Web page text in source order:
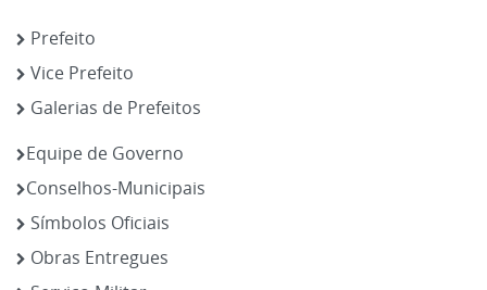
Prefeito
Vice Prefeito
Galerias de Prefeitos
Equipe de Governo
Conselhos-Municipais
Símbolos Oficiais
Obras Entregues